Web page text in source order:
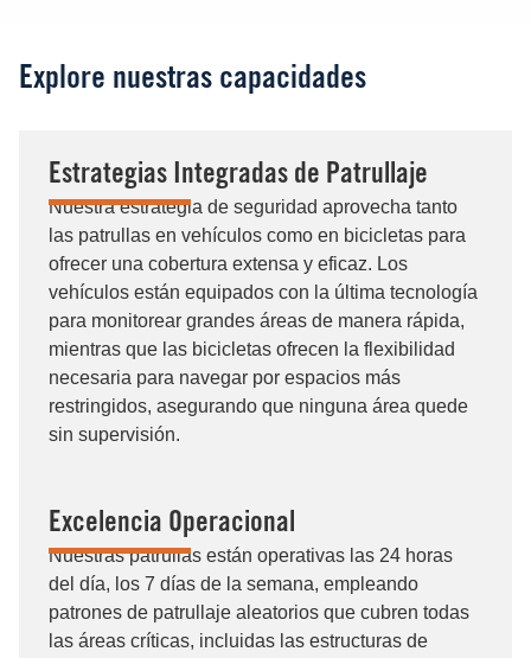
Explore nuestras capacidades
Estrategias Integradas de Patrullaje
Nuestra estrategia de seguridad aprovecha tanto
las patrullas en vehículos como en bicicletas para
ofrecer una cobertura extensa y eficaz. Los
vehículos están equipados con la última tecnología
para monitorear grandes áreas de manera rápida,
mientras que las bicicletas ofrecen la flexibilidad
necesaria para navegar por espacios más
restringidos, asegurando que ninguna área quede
sin supervisión.
Excelencia Operacional
Nuestras patrullas están operativas las 24 horas
del día, los 7 días de la semana, empleando
patrones de patrullaje aleatorios que cubren todas
las áreas críticas, incluidas las estructuras de